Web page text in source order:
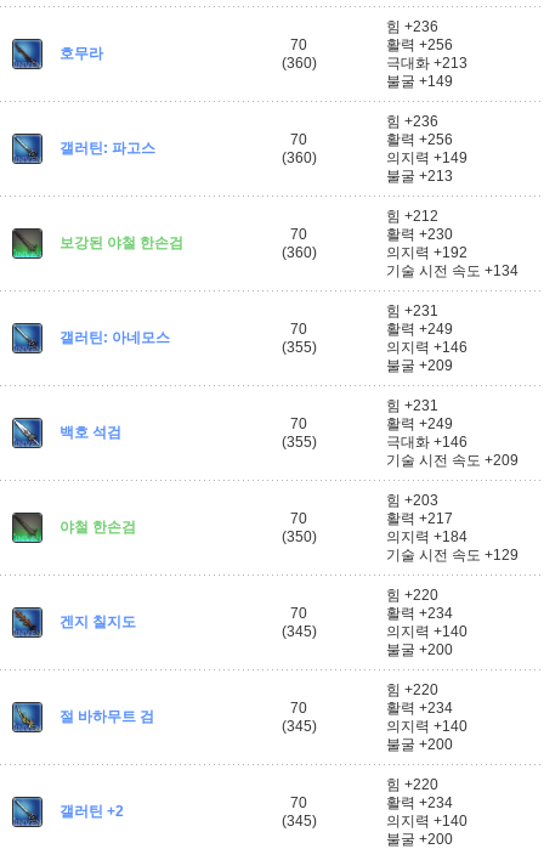
호무라
70
(360)
힘 +236
활력 +256
극대화 +213
불굴 +149
갤러틴: 파고스
70
(360)
힘 +236
활력 +256
의지력 +149
불굴 +213
보강된 야철 한손검
70
(360)
힘 +212
활력 +230
의지력 +192
기술 시전 속도 +134
갤러틴: 아네모스
70
(355)
힘 +231
활력 +249
의지력 +146
불굴 +209
백호 석검
70
(355)
힘 +231
활력 +249
극대화 +146
기술 시전 속도 +209
야철 한손검
70
(350)
힘 +203
활력 +217
의지력 +184
기술 시전 속도 +129
겐지 칠지도
70
(345)
힘 +220
활력 +234
의지력 +140
불굴 +200
절 바하무트 검
70
(345)
힘 +220
활력 +234
의지력 +140
불굴 +200
갤러틴 +2
70
(345)
힘 +220
활력 +234
의지력 +140
불굴 +200